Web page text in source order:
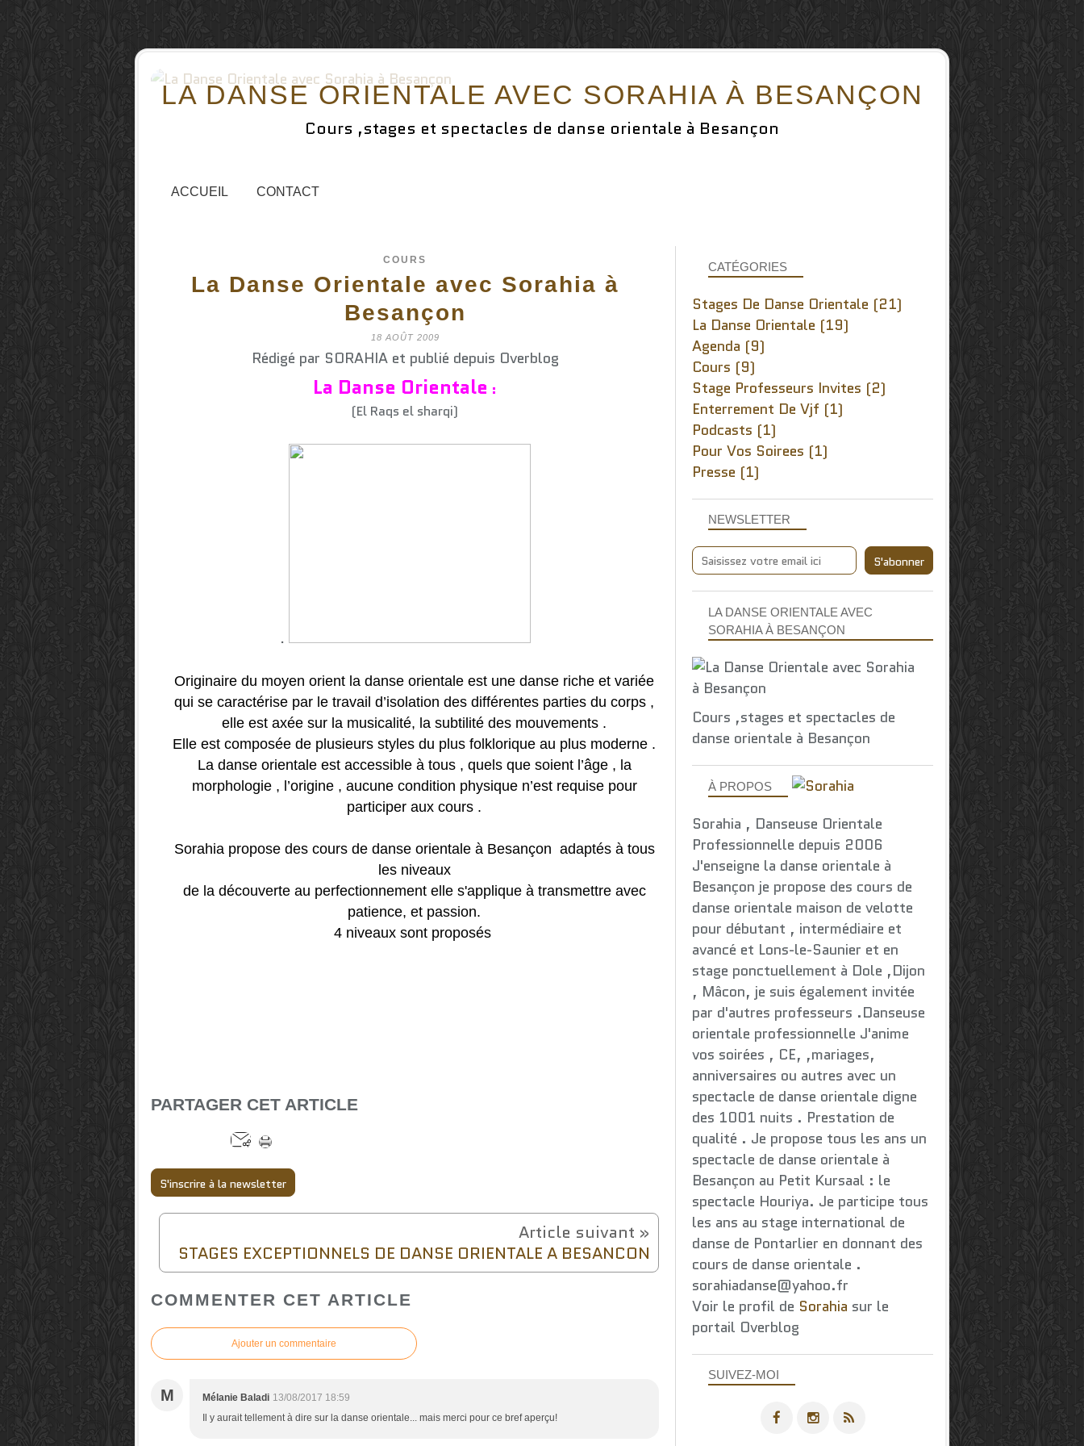
LA DANSE ORIENTALE AVEC SORAHIA À BESANÇON
Cours ,stages et spectacles de danse orientale à Besançon
ACCUEIL CONTACT
COURS
La Danse Orientale avec Sorahia à
Besançon
18 AOÛT 2009
Rédigé par SORAHIA et publié depuis Overblog
La Danse Orientale :
(El Raqs el sharqi)
.
Originaire du moyen orient la danse orientale est une danse riche et variée
qui se caractérise par le travail d’isolation des différentes parties du corps ,
elle est axée sur la musicalité, la subtilité des mouvements .
Elle est composée de plusieurs styles du plus folklorique au plus moderne .
La danse orientale est accessible à tous , quels que soient l’âge , la
morphologie , l’origine , aucune condition physique n’est requise pour
participer aux cours .
Sorahia propose des cours de danse orientale à Besançon adaptés à tous
les niveaux
de la découverte au perfectionnement elle s'applique à transmettre avec
patience, et passion.
4 niveaux sont proposés
PARTAGER CET ARTICLE
S'inscrire à la newsletter
STAGES EXCEPTIONNELS DE DANSE ORIENTALE A BESANCON
COMMENTER CET ARTICLE
Ajouter un commentaire
M Mélanie Baladi 13/08/2017 18:59
Il y aurait tellement à dire sur la danse orientale... mais merci pour ce bref aperçu!
NEWSLETTER
SUIVEZ-MOI
LA DANSE ORIENTALE AVEC
SORAHIA À BESANÇON
Cours ,stages et spectacles de
danse orientale à Besançon
À PROPOS
Sorahia , Danseuse Orientale
Professionnelle depuis 2006
J'enseigne la danse orientale à
Besançon je propose des cours de
danse orientale maison de velotte
pour débutant , intermédiaire et
avancé et Lons-le-Saunier et en
stage ponctuellement à Dole ,Dijon
, Mâcon, je suis également invitée
par d'autres professeurs .Danseuse
orientale professionnelle J'anime
vos soirées , CE, ,mariages,
anniversaires ou autres avec un
spectacle de danse orientale digne
des 1001 nuits . Prestation de
qualité . Je propose tous les ans un
spectacle de danse orientale à
Besançon au Petit Kursaal : le
spectacle Houriya. Je participe tous
les ans au stage international de
danse de Pontarlier en donnant des
cours de danse orientale .
sorahiadanse@yahoo.fr
Voir le profil de Sorahia sur le
portail Overblog
CATÉGORIES
Stages De Danse Orientale (21)
La Danse Orientale (19)
Agenda (9)
Cours (9)
Stage Professeurs Invites (2)
Enterrement De Vjf (1)
Podcasts (1)
Pour Vos Soirees (1)
Presse (1)